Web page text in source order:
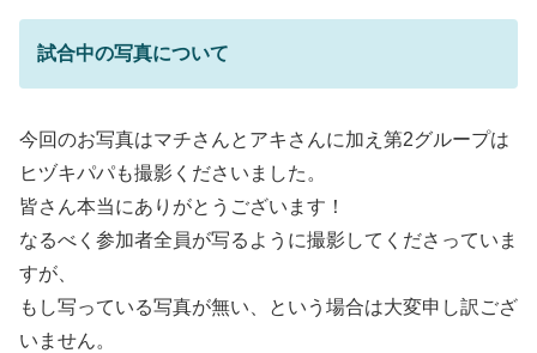
試合中の写真について
今回のお写真はマチさんとアキさんに加え第2グループは
ヒヅキパパも撮影くださいました。
皆さん本当にありがとうございます！
なるべく参加者全員が写るように撮影してくださっていま
すが、
もし写っている写真が無い、という場合は大変申し訳ござ
いません。